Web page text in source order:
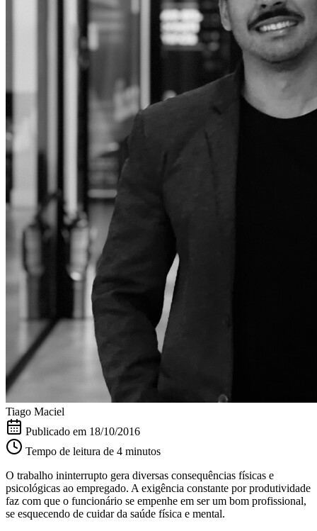
Tiago Maciel
Publicado em 18/10/2016
Tempo de leitura de 4 minutos
O trabalho ininterrupto gera diversas consequências físicas e
psicológicas ao empregado. A exigência constante por produtividade
faz com que o funcionário se empenhe em ser um bom profissional,
se esquecendo de cuidar da saúde física e mental.